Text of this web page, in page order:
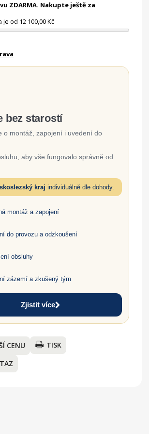
ZDARMA. Nakupte ještě za
od 12 100,00 Kč
bez starostí
o montáž, zapojení i uvedení do
aby vše fungovalo správně od
kraj individuálně dle dohody.
montáž a zapojení
do provozu a odzkoušení
obsluhy
zázemí a zkušený tým
Zjistit více
CENU TISK